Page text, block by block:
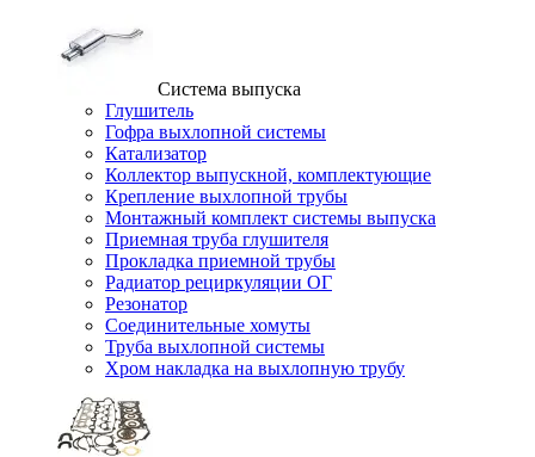
Система выпуска
Глушитель
Гофра выхлопной системы
Катализатор
Коллектор выпускной, комплектующие
Крепление выхлопной трубы
Монтажный комплект системы выпуска
Приемная труба глушителя
Прокладка приемной трубы
Радиатор рециркуляции ОГ
Резонатор
Соединительные хомуты
Труба выхлопной системы
Хром накладка на выхлопную трубу